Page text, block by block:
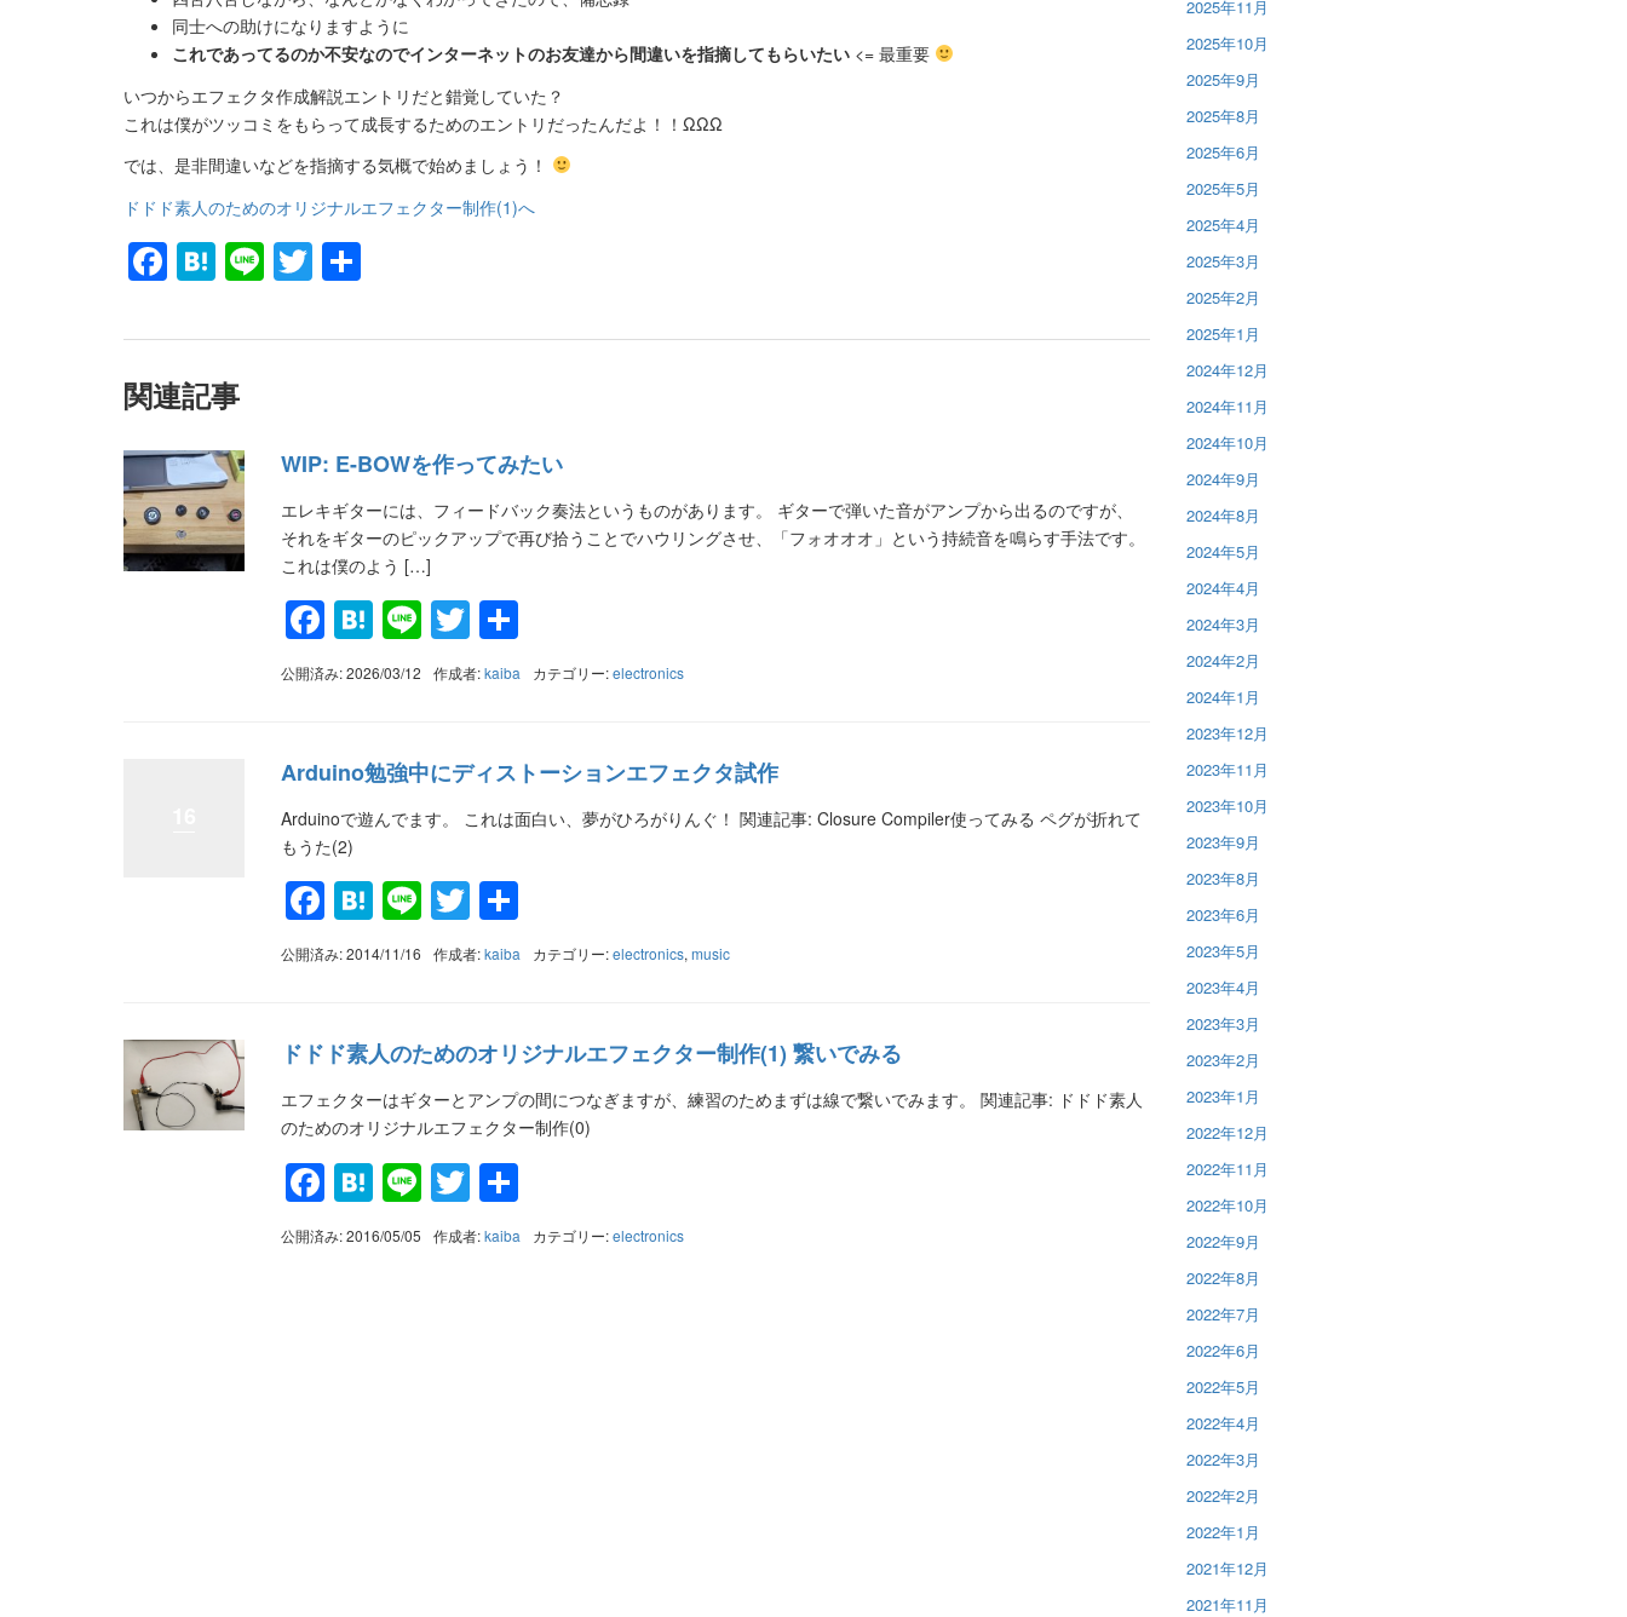
同士への助けになりますように
これであってるのか不安なのでインターネットのお友達から間違いを指摘してもらいたい <= 最重要
いつからエフェクタ作成解説エントリだと錯覚していた？
これは僕がツッコミをもらって成長するためのエントリだったんだよ！！ΩΩΩ
では、是非間違いなどを指摘する気概で始めましょう！
ドドド素人のためのオリジナルエフェクター制作(1)へ
Facebook
Hatena
LineTwitter
関連記事
WIP: E-BOWを作ってみたい
エレキギターには、フィードバック奏法というものがあります。 ギターで弾いた音がアンプから出るのですが、
それをギターのピックアップで再び拾うことでハウリングさせ、「フォオオオ」という持続音を鳴らす手法です。
これは僕のよう […]
Facebook
Hatena
LineTwitter
有
公開済み: 2026/03/12 作成者:kaiba カテゴリー:electronics
Arduino勉強中にディストーションエフェクタ試作
Arduinoで遊んでます。 これは面白い、夢がひろがりんぐ！ 関連記事: Closure Compiler使ってみる ペグが折れて
もうた(2)
Facebook
Hatena
LineTwitter
有
公開済み: 2014/11/16 作成者:kaiba カテゴリー:electronics,music
ドドド素人のためのオリジナルエフェクター制作(1) 繋いでみる
エフェクターはギターとアンプの間につなぎますが、練習のためまずは線で繋いでみます。 関連記事: ドドド素人
のためのオリジナルエフェクター制作(0)
Facebook
Hatena
LineTwitter
有
公開済み: 2016/05/05 作成者:kaiba カテゴリー:electronics
2025年11月
2025年10月
2025年9月
2025年8月
2025年6月
2025年5月
2025年4月
2025年3月
2025年2月
2025年1月
2024年12月
2024年11月
2024年10月
2024年9月
2024年8月
2024年5月
2024年4月
2024年3月
2024年2月
2024年1月
2023年12月
2023年11月
2023年10月
2023年9月
2023年8月
2023年6月
2023年5月
2023年4月
2023年3月
2023年2月
2023年1月
2022年12月
2022年11月
2022年10月
2022年9月
2022年8月
2022年7月
2022年6月
2022年5月
2022年4月
2022年3月
2022年2月
2022年1月
2021年12月
2021年11月